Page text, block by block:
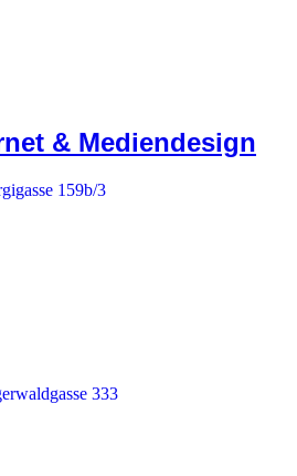
& Mediendesign
159b/3
333